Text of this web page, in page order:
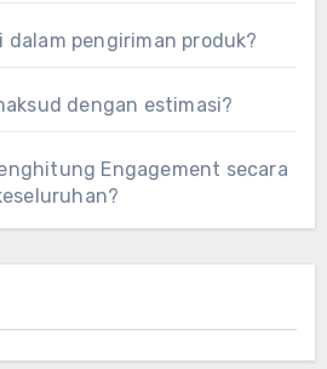
dalam pengiriman produk?
dengan estimasi?
Engagement secara